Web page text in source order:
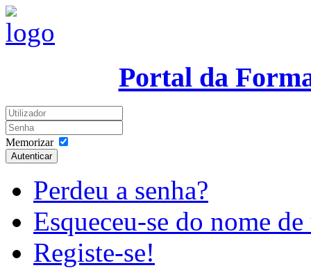
Portal da
Memorizar
Autenticar
Perdeu a senha?
Esqueceu-se do nome
Registe-se!